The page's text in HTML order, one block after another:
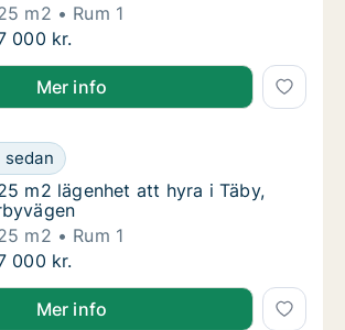
m2
Rum 1
m2 lägenhet att hyra i Täby,
000 kr.
Mer info
m2 lägenhet att hyra i Täby,
sedan att hyra i Täby, Åkerbyvägen
m2 lägenhet att hyra i Täby,
m2 lägenhet att hyra i Täby,
m2
Rum 1
m2 lägenhet att hyra i Täby,
000 kr.
Mer info